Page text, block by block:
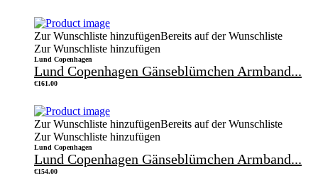
Zur Wunschliste hinzufügenBereits auf der Wunschliste
Zur Wunschliste hinzufügen
Lund Copenhagen
Lund Copenhagen Gänseblümchen Armband...
€161.00
Zur Wunschliste hinzufügenBereits auf der Wunschliste
Zur Wunschliste hinzufügen
Lund Copenhagen
Lund Copenhagen Gänseblümchen Armband...
€154.00